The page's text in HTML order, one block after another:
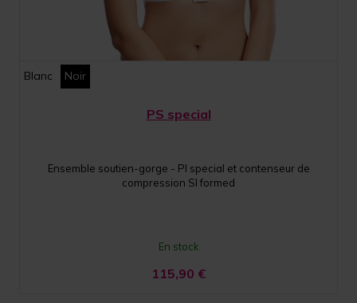
Blanc Noir
PS special
Ensemble soutien-gorge - PI special et contenseur de
compression SI formed
En stock
115,90 €